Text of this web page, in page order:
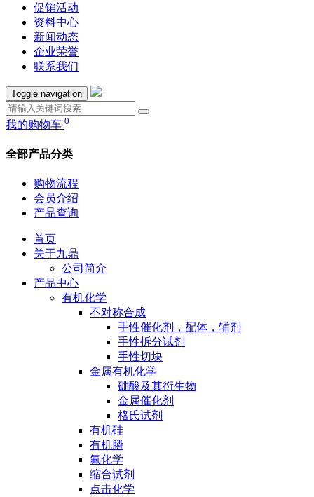
促销活动
资料中心
新闻动态
企业荣誉
联系我们
Toggle navigation
我的购物车 0
全部产品分类
购物流程
会员介绍
产品查询
首页
关于九鼎
公司简介
产品中心
有机化学
不对称合成
手性催化剂，配体，辅剂
手性拆分试剂
手性切块
金属有机化学
硼酸及其衍生物
金属催化剂
格氏试剂
有机硅
有机膦
氟化学
缩合试剂
点击化学